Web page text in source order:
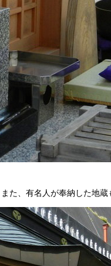
た、有名人が奉納した地蔵